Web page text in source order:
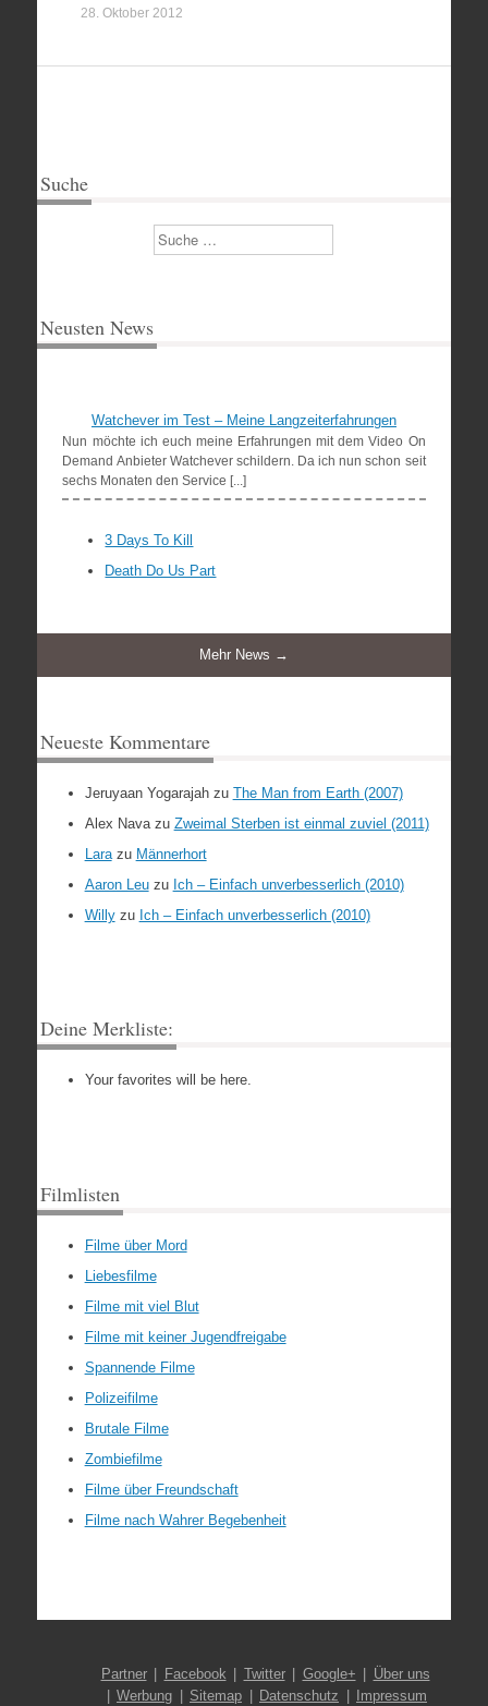
28. Oktober 2012
Suche
Suchen
Neusten News
Watchever im Test – Meine Langzeiterfahrungen
Nun möchte ich euch meine Erfahrungen mit dem Video On
Demand Anbieter Watchever schildern. Da ich nun schon seit
sechs Monaten den Service [...]
3 Days To Kill
Death Do Us Part
Mehr News →
Neueste Kommentare
Jeruyaan Yogarajahzu The Man from Earth (2007)
Alex Navazu Zweimal Sterben ist einmal zuviel (2011)
Larazu Männerhort
Aaron Leuzu Ich – Einfach unverbesserlich (2010)
Willyzu Ich – Einfach unverbesserlich (2010)
Deine Merkliste:
Your favorites will be here.
Filmlisten
Filme über Mord
Liebesfilme
Filme mit viel Blut
Filme mit keiner Jugendfreigabe
Spannende Filme
Polizeifilme
Brutale Filme
Zombiefilme
Filme über Freundschaft
Filme nach Wahrer Begebenheit
Partner Facebook Twitter Google+
Über uns
Werbung
Sitemap Datenschutz Impressum